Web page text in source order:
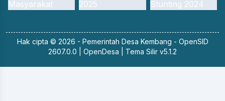
Hak cipta © 2026 - Pemerintah Desa Kembang - OpenSID
2607.0.0
OpenDesa Tema Silir v5.1.2